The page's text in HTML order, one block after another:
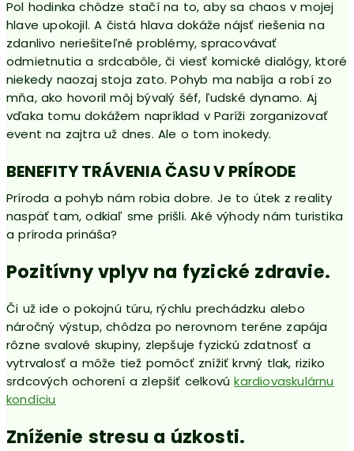
Pol hodinka chôdze stačí na to, aby sa chaos v mojej
hlave upokojil. A čistá hlava dokáže nájsť riešenia na
zdanlivo neriešiteľné problémy, spracovávať
odmietnutia a srdcabôle, či viesť komické dialógy, ktoré
niekedy naozaj stoja zato. Pohyb ma nabíja a robí zo
mňa, ako hovoril môj bývalý šéf, ľudské dynamo. Aj
vďaka tomu dokážem napríklad v Paríži zorganizovať
event na zajtra už dnes. Ale o tom inokedy.
BENEFITY TRÁVENIA ČASU V PRÍRODE
Príroda a pohyb nám robia dobre. Je to útek z reality
naspäť tam, odkiaľ sme prišli. Aké výhody nám turistika
a príroda prináša?
Pozitívny vplyv na fyzické zdravie.
Či už ide o pokojnú túru, rýchlu prechádzku alebo
náročný výstup, chôdza po nerovnom teréne zapája
rôzne svalové skupiny, zlepšuje fyzickú zdatnosť a
vytrvalosť a môže tiež pomôcť znížiť krvný tlak, riziko
srdcových ochorení a zlepšiť celkovúkardiovaskulárnu
kondíciu
Zníženie stresu a úzkosti.